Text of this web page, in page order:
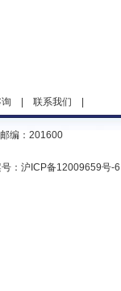
联系我们
编：201600
： 沪ICP备12009659号-6